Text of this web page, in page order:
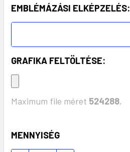
EMBLÉMÁZÁSI ELKÉPZELÉS:
GRAFIKA FELTÖLTÉSE:
Maximum file méret 524288,
KÉSZLET:
MENNYISÉG